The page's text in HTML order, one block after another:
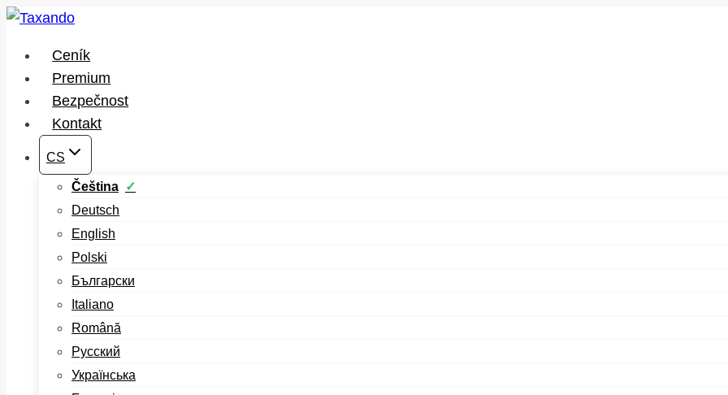
Přeskočit
obsah
Ceník
Premium
Bezpečnost
Kontakt
CS
Čeština
Deutsch
English
Polski
Български
Italiano
Română
Русский
Українська